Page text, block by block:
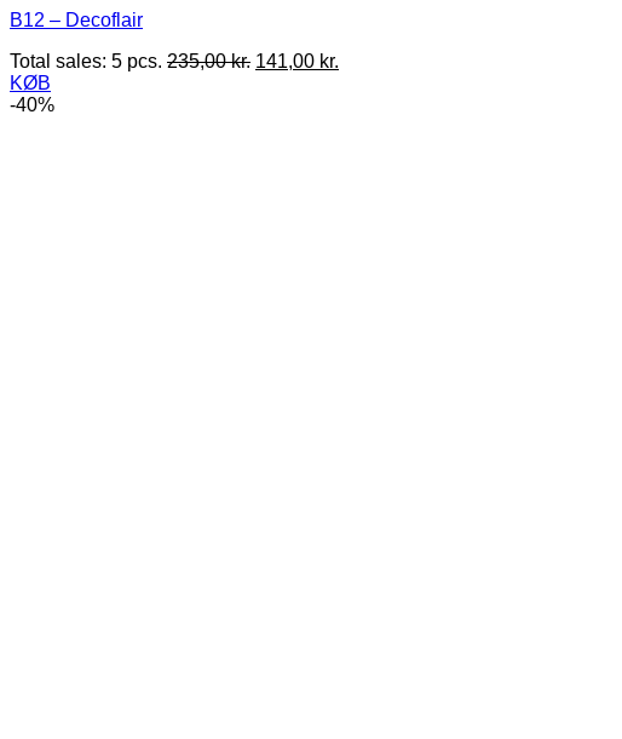
B12 – Decoflair
Total sales: 5 pcs. 235,00kr. Den
141,00 kr.
KØB
-40%